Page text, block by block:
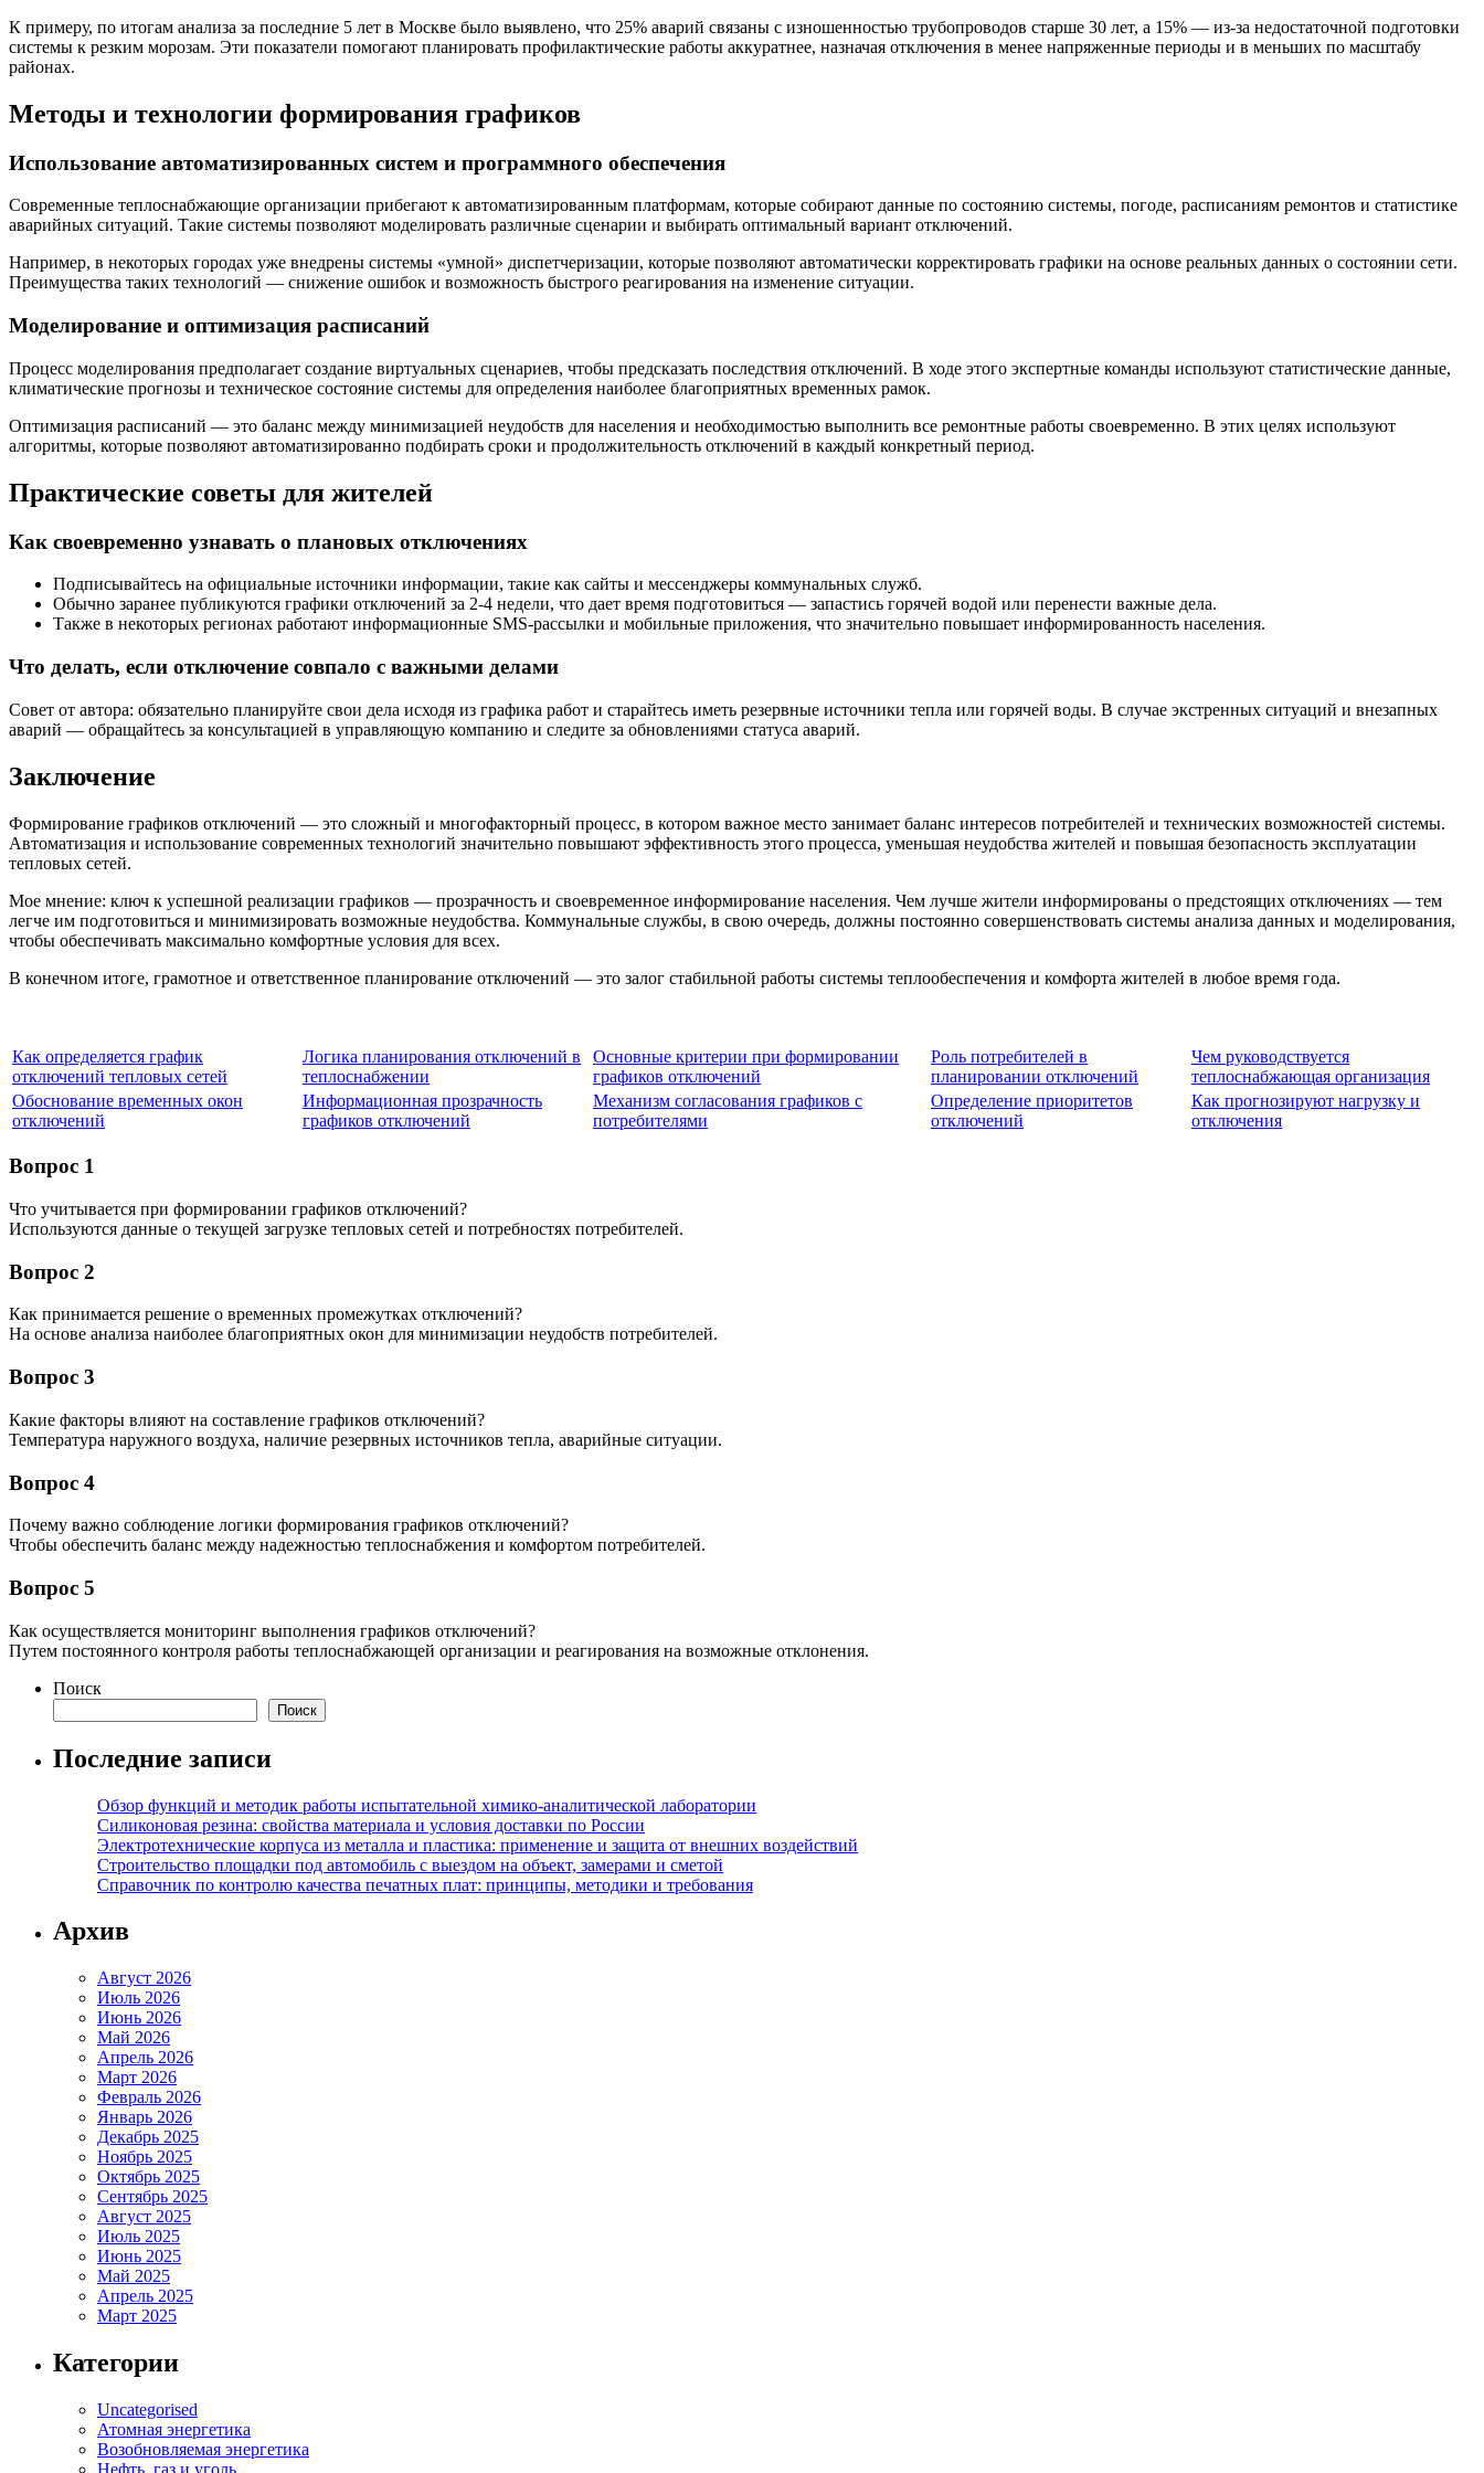
К примеру, по итогам анализа за последние 5 лет в Москве было выявлено, что 25% аварий связаны с изношенностью трубопроводов старше 30 лет, а 15% — из-за недостаточной подготовки
системы к резким морозам. Эти показатели помогают планировать профилактические работы аккуратнее, назначая отключения в менее напряженные периоды и в меньших по масштабу
районах.
Методы и технологии формирования графиков
Использование автоматизированных систем и программного обеспечения
Современные теплоснабжающие организации прибегают к автоматизированным платформам, которые собирают данные по состоянию системы, погоде, расписаниям ремонтов и статистике
аварийных ситуаций. Такие системы позволяют моделировать различные сценарии и выбирать оптимальный вариант отключений.
Например, в некоторых городах уже внедрены системы «умной» диспетчеризации, которые позволяют автоматически корректировать графики на основе реальных данных о состоянии сети.
Преимущества таких технологий — снижение ошибок и возможность быстрого реагирования на изменение ситуации.
Моделирование и оптимизация расписаний
Процесс моделирования предполагает создание виртуальных сценариев, чтобы предсказать последствия отключений. В ходе этого экспертные команды используют статистические данные,
климатические прогнозы и техническое состояние системы для определения наиболее благоприятных временных рамок.
Оптимизация расписаний — это баланс между минимизацией неудобств для населения и необходимостью выполнить все ремонтные работы своевременно. В этих целях используют
алгоритмы, которые позволяют автоматизированно подбирать сроки и продолжительность отключений в каждый конкретный период.
Практические советы для жителей
Как своевременно узнавать о плановых отключениях
Подписывайтесь на официальные источники информации, такие как сайты и мессенджеры коммунальных служб.
Обычно заранее публикуются графики отключений за 2-4 недели, что дает время подготовиться — запастись горячей водой или перенести важные дела.
Также в некоторых регионах работают информационные SMS-рассылки и мобильные приложения, что значительно повышает информированность населения.
Что делать, если отключение совпало с важными делами
Совет от автора: обязательно планируйте свои дела исходя из графика работ и старайтесь иметь резервные источники тепла или горячей воды. В случае экстренных ситуаций и внезапных
аварий — обращайтесь за консультацией в управляющую компанию и следите за обновлениями статуса аварий.
Заключение
Формирование графиков отключений — это сложный и многофакторный процесс, в котором важное место занимает баланс интересов потребителей и технических возможностей системы.
Автоматизация и использование современных технологий значительно повышают эффективность этого процесса, уменьшая неудобства жителей и повышая безопасность эксплуатации
тепловых сетей.
Мое мнение: ключ к успешной реализации графиков — прозрачность и своевременное информирование населения. Чем лучше жители информированы о предстоящих отключениях — тем
легче им подготовиться и минимизировать возможные неудобства. Коммунальные службы, в свою очередь, должны постоянно совершенствовать системы анализа данных и моделирования,
чтобы обеспечивать максимально комфортные условия для всех.
В конечном итоге, грамотное и ответственное планирование отключений — это залог стабильной работы системы теплообеспечения и комфорта жителей в любое время года.
Как определяется график
отключений тепловых сетей
Логика планирования отключений в
теплоснабжении
Основные критерии при формировании
графиков отключений
Роль потребителей в
планировании отключений
Чем руководствуется
теплоснабжающая организация
Обоснование временных окон
отключений
Информационная прозрачность
графиков отключений
Механизм согласования графиков с
потребителями
Определение приоритетов
отключений
Как прогнозируют нагрузку и
отключения
Вопрос 1
Что учитывается при формировании графиков отключений?
Используются данные о текущей загрузке тепловых сетей и потребностях потребителей.
Вопрос 2
Как принимается решение о временных промежутках отключений?
На основе анализа наиболее благоприятных окон для минимизации неудобств потребителей.
Вопрос 3
Какие факторы влияют на составление графиков отключений?
Температура наружного воздуха, наличие резервных источников тепла, аварийные ситуации.
Вопрос 4
Почему важно соблюдение логики формирования графиков отключений?
Чтобы обеспечить баланс между надежностью теплоснабжения и комфортом потребителей.
Вопрос 5
Как осуществляется мониторинг выполнения графиков отключений?
Путем постоянного контроля работы теплоснабжающей организации и реагирования на возможные отклонения.
Поиск
Поиск
Последние записи
Обзор функций и методик работы испытательной химико-аналитической лаборатории
Силиконовая резина: свойства материала и условия доставки по России
Электротехнические корпуса из металла и пластика: применение и защита от внешних воздействий
Строительство площадки под автомобиль с выездом на объект, замерами и сметой
Справочник по контролю качества печатных плат: принципы, методики и требования
Архив
Август 2026
Июль 2026
Июнь 2026
Май 2026
Апрель 2026
Март 2026
Февраль 2026
Январь 2026
Декабрь 2025
Ноябрь 2025
Октябрь 2025
Сентябрь 2025
Август 2025
Июль 2025
Июнь 2025
Май 2025
Апрель 2025
Март 2025
Категории
Uncategorised
Атомная энергетика
Возобновляемая энергетика